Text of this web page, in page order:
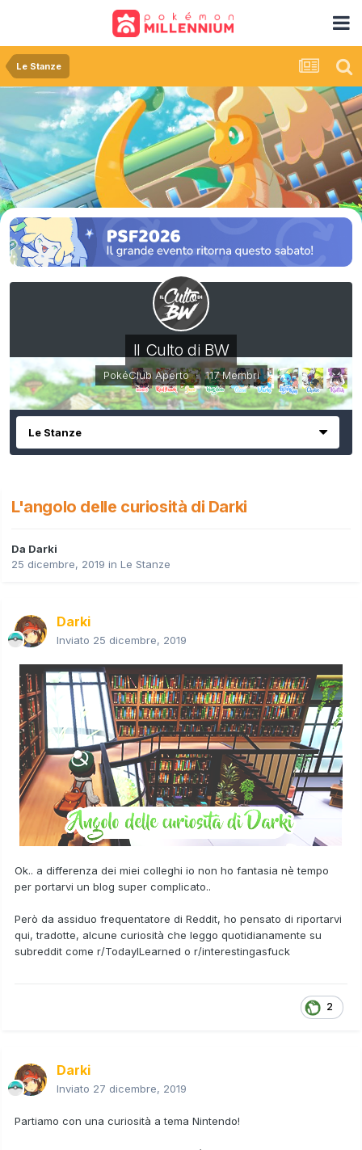
Le Stanze
Il Culto di BW
PokéClub Aperto · 117 Membri
Le Stanze
L'angolo delle curiosità di Darki
Da Darki
25 dicembre, 2019 in Le Stanze
Darki
Inviato 25 dicembre, 2019
Ok.. a differenza dei miei colleghi io non ho fantasia nè tempo
per portarvi un blog super complicato..
Però da assiduo frequentatore di Reddit, ho pensato di riportarvi
qui, tradotte, alcune curiosità che leggo quotidianamente su
subreddit come r/TodayILearned o r/interestingasfuck
2
Darki
Inviato 27 dicembre, 2019
Partiamo con una curiosità a tema Nintendo!